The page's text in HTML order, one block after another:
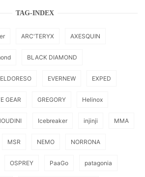
TAG-INDEX
ARC'TERYX AXESQUIN
BLACK DIAMOND
ELDORESO EVERNEW EXPED
GEAR GREGORY Helinox
Icebreaker injinji MMA
MSR NEMO NORRONA
OSPREY PaaGo patagonia